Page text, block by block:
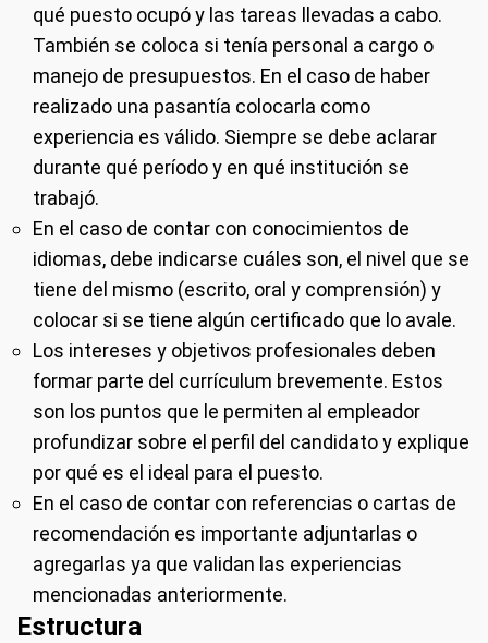
qué puesto ocupó y las tareas llevadas a cabo.
También se coloca si tenía personal a cargo o
manejo de presupuestos. En el caso de haber
realizado una pasantía colocarla como
experiencia es válido. Siempre se debe aclarar
durante qué período y en qué institución se
trabajó.
En el caso de contar con conocimientos de
idiomas, debe indicarse cuáles son, el nivel que se
tiene del mismo (escrito, oral y comprensión) y
colocar si se tiene algún certificado que lo avale.
Los intereses y objetivos profesionales deben
formar parte del currículum brevemente. Estos
son los puntos que le permiten al empleador
profundizar sobre el perfil del candidato y explique
por qué es el ideal para el puesto.
En el caso de contar con referencias o cartas de
recomendación es importante adjuntarlas o
agregarlas ya que validan las experiencias
mencionadas anteriormente.
Estructura